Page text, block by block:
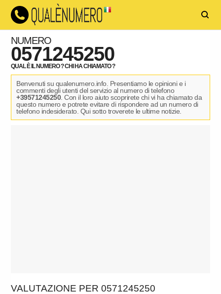
NUMERO
0571245250
QUAL È IL NUMERO ? CHI HA CHIAMATO ?
Benvenuti su qualenumero.info. Presentiamo le opinioni e i
commenti degli utenti del servizio al numero di telefono
+39571245250. Con il loro aiuto scoprirete chi vi ha chiamato da
questo numero e potrete evitare di rispondere ad un numero di
telefono indesiderato. Qui sotto troverete le ultime notizie.
VALUTAZIONE PER 0571245250